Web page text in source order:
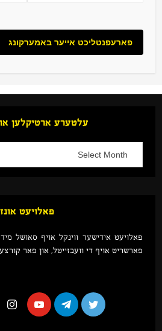
עלטערע ארטיקלען
פאלויעט אונז
פאלויעט אידישער ווינקל אויף סאושל
פארשריט אויף די וועבזייטל, און פאר